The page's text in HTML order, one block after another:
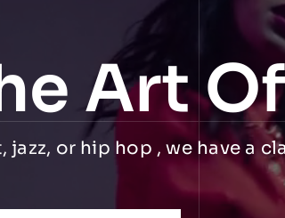
Art
or hip hop , we have a